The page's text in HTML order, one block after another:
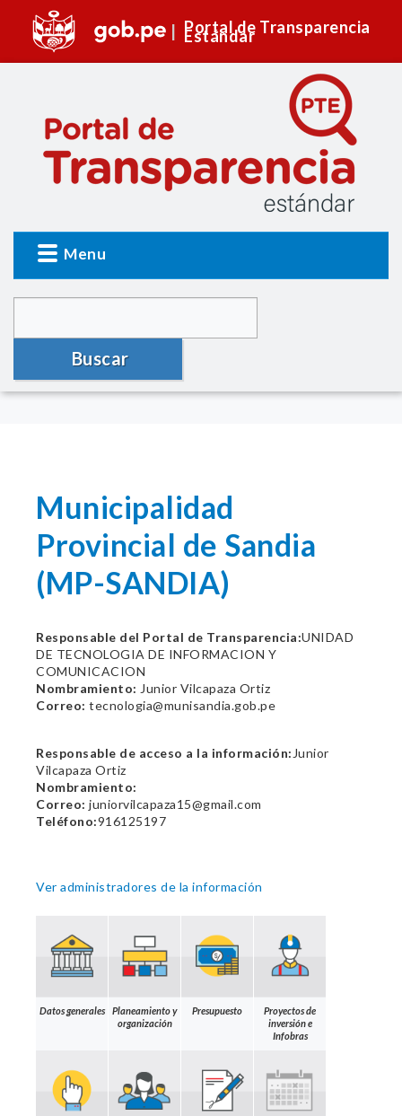
Portal de Transparencia
Estándar
Menu
Buscar
Municipalidad
Provincial de Sandia
(MP-SANDIA)
Responsable del Portal de Transparencia:UNIDAD
DE TECNOLOGIA DE INFORMACION Y
COMUNICACION
Nombramiento: Junior Vilcapaza Ortiz
Correo: tecnologia@munisandia.gob.pe
Responsable de acceso a la información: Junior
Vilcapaza Ortiz
Nombramiento:
Correo: juniorvilcapaza15@gmail.com
Teléfono:916125197
Ver administradores de la información
Datos generales
Planeamiento y
organización
Presupuesto
Proyectos de
inversión e
Infobras